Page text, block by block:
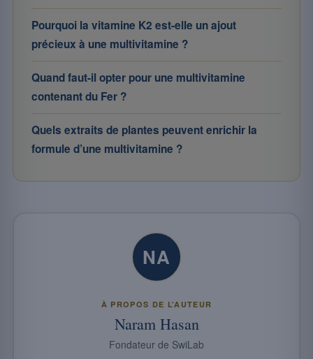
Pourquoi la vitamine K2 est-elle un ajout
précieux à une multivitamine ?
Quand faut-il opter pour une multivitamine
contenant du Fer ?
Quels extraits de plantes peuvent enrichir la
formule d’une multivitamine ?
NA
À PROPOS DE L’AUTEUR
Naram Hasan
Fondateur de SwiLab